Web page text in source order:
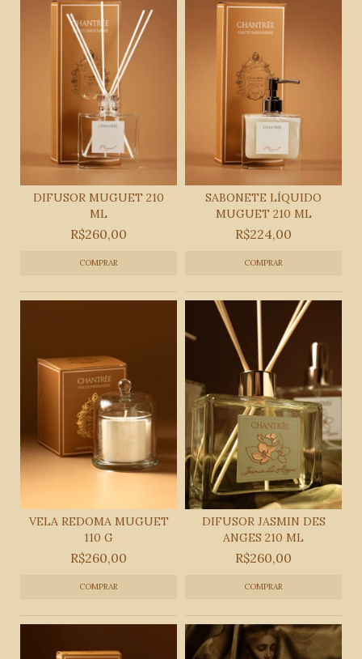
DIFUSOR MUGUET 210
ML
R$260,00
SABONETE LÍQUIDO
MUGUET 210 ML
R$224,00
VELA REDOMA MUGUET
110 G
R$260,00
DIFUSOR JASMIN DES
ANGES 210 ML
R$260,00